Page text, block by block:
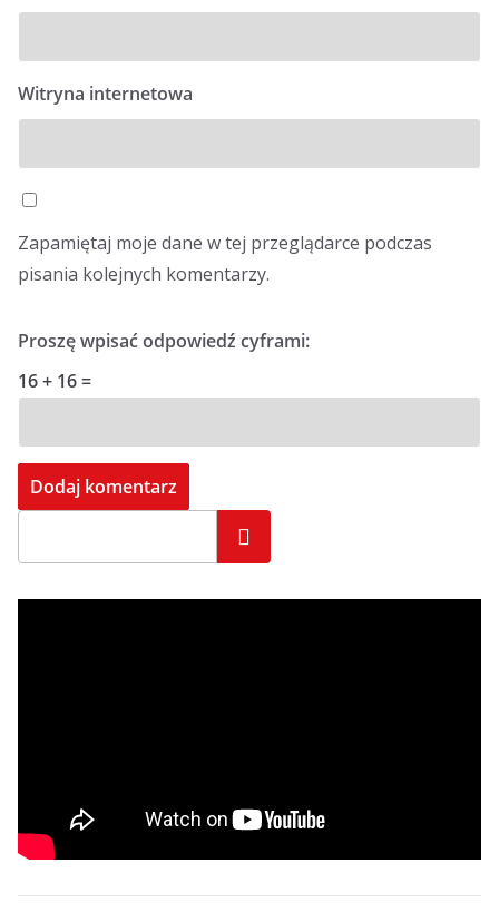
Witryna internetowa
Zapamiętaj moje dane w tej przeglądarce podczas
pisania kolejnych komentarzy.
Proszę wpisać odpowiedź cyframi:
16 + 16 =
Szukaj